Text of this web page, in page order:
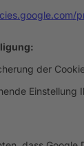
der
Einstellung